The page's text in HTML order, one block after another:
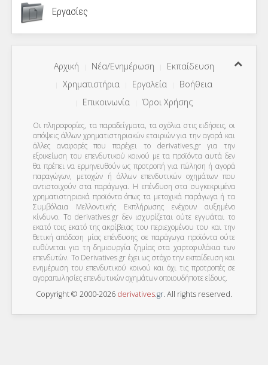
Εργασίες
Αρχική Νέα/Ενημέρωση
Εκπαίδευση
Χρηματιστήρια
Εργαλεία
Βοήθεια
Επικοινωνία
Όροι Χρήσης
Οι πληροφορίες, τα παραδείγματα, τα σχόλια στις ειδήσεις, οι
απόψεις άλλων χρηματιστηριακών εταιριών για την αγορά και
άλλες αναφορές που παρέχει το derivatives.gr για την
εξοικείωση του επενδυτικού κοινού με τα προϊόντα αυτά δεν
θα πρέπει να ερμηνευθούν ως προτροπή για πώληση ή αγορά
παραγώγων, μετοχών ή άλλων επενδυτικών οχημάτων που
αντιστοιχούν στα παράγωγα. Η επένδυση στα συγκεκριμένα
χρηματιστηριακά προϊόντα όπως τα μετοχικά παράγωγα ή τα
Συμβόλαια Μελλοντικής Εκπλήρωσης ενέχουν αυξημένο
κίνδυνο. Το derivatives.gr δεν ισχυρίζεται ούτε εγγυάται το
εκατό τοις εκατό της ακρίβειας του περιεχομένου του και την
θετική απόδοση μίας επένδυσης σε παράγωγα προϊόντα ούτε
ευθύνεται για τη δημιουργία ζημίας στα χαρτοφυλάκια των
επενδυτών. To Derivatives.gr έχει ως στόχο την εκπαίδευση και
ενημέρωση του επενδυτικού κοινού και όχι τις προτροπές σε
αγοραπωλησίες επενδυτικών οχημάτων οποιουδήποτε είδους.
Copyright © 2000-2026 derivatives.gr. All rights reserved.